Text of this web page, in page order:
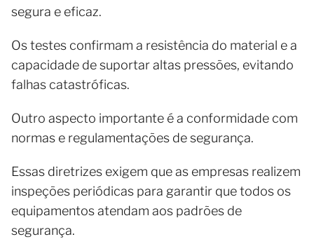
segura e eficaz.
Os testes confirmam a resistência do material e a
capacidade de suportar altas pressões, evitando
falhas catastróficas.
Outro aspecto importante é a conformidade com
normas e regulamentações de segurança.
Essas diretrizes exigem que as empresas realizem
inspeções periódicas para garantir que todos os
equipamentos atendam aos padrões de
segurança.